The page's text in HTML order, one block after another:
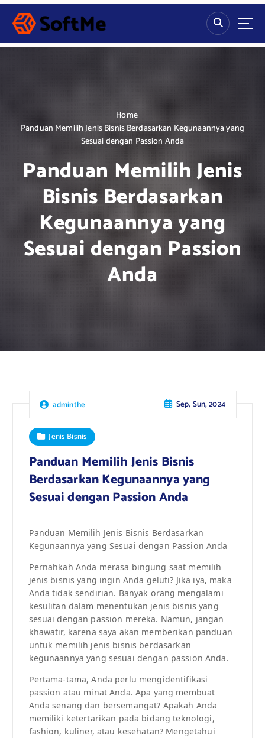
S
p
Home
Panduan Memilih Jenis Bisnis Berdasarkan Kegunaannya yang
Sesuai dengan Passion Anda
Panduan Memilih Jenis
Bisnis Berdasarkan
Kegunaannya yang
Sesuai dengan Passion
Anda
adminthe Sep, Sun, 2024
Jenis Bisnis
Panduan Memilih Jenis Bisnis
Berdasarkan Kegunaannya yang
Sesuai dengan Passion Anda
Panduan Memilih Jenis Bisnis Berdasarkan
Kegunaannya yang Sesuai dengan Passion Anda
Pernahkah Anda merasa bingung saat memilih
jenis bisnis yang ingin Anda geluti? Jika iya, maka
Anda tidak sendirian. Banyak orang mengalami
kesulitan dalam menentukan jenis bisnis yang
sesuai dengan passion mereka. Namun, jangan
khawatir, karena saya akan memberikan panduan
untuk memilih jenis bisnis berdasarkan
kegunaannya yang sesuai dengan passion Anda.
Pertama-tama, Anda perlu mengidentifikasi
passion atau minat Anda. Apa yang membuat
Anda senang dan bersemangat? Apakah Anda
memiliki ketertarikan pada bidang teknologi,
fashion, kuliner, atau kesehatan? Mengetahui